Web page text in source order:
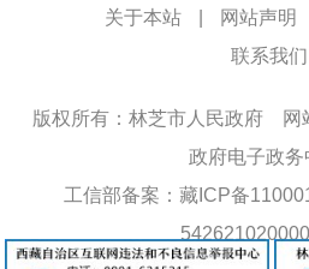
关于本站 网站声明
联系我们
版权所有：林芝市人民政府
网
政府电子政务
工信部备案：藏ICP备